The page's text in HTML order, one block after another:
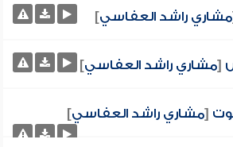
مشاري راشد العفاسي]
[مشاري راشد العفاسي]
[مشاري راشد العفاسي]